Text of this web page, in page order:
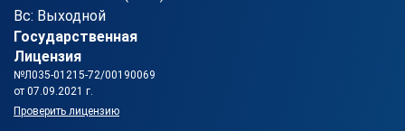
Вс: Выходной
Государственная
Лицензия
№Л035-01215-72/00190069
от 07.09.2021 г.
Проверить лицензию